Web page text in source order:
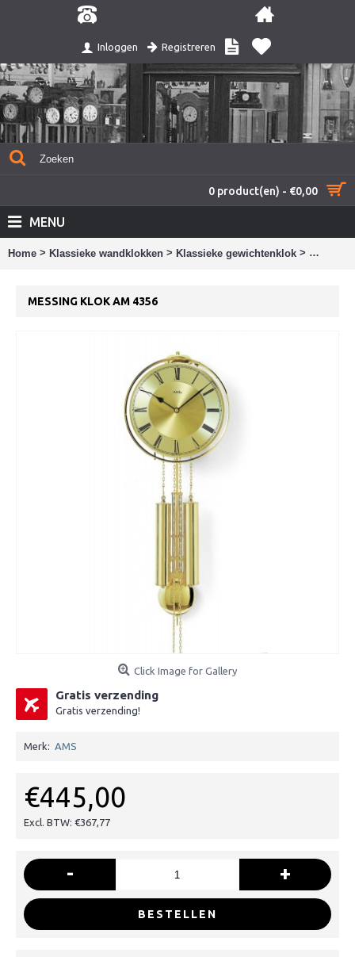
Inloggen Registreren
0 product(en) - €0,00
MENU
Home > Klassieke wandklokken > Klassieke gewichtenklok > Messing
MESSING KLOK AM 4356
Click Image for Gallery
Gratis verzending
Gratis verzending!
Merk: AMS
€445,00
Excl. BTW: €367,77
- +
BESTELLEN